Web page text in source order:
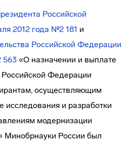
Российской
2012 года №2 181 и
Российской Федерации
563 «О назначении и выплате
Федерации
осуществляющим
исследования и разработки
модернизации
Минобрнауки России был